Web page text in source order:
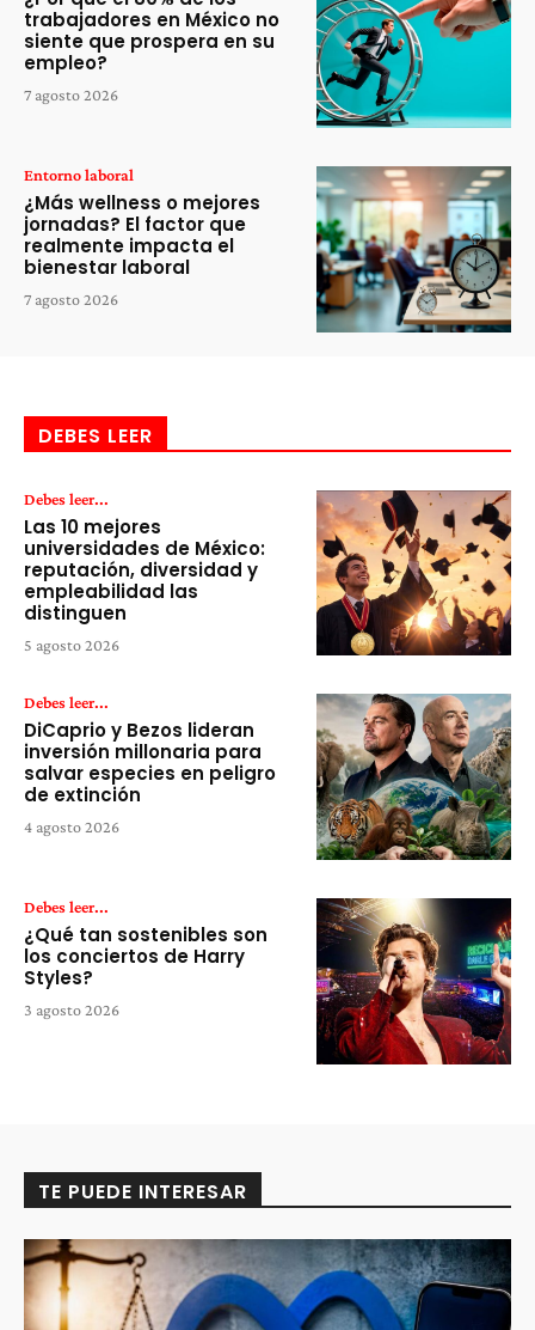
trabajadores en México no
siente que prospera en su
empleo?
7 agosto 2026
Entorno laboral
¿Más wellness o mejores
jornadas? El factor que
realmente impacta el
bienestar laboral
7 agosto 2026
DEBES LEER
Debes leer...
Las 10 mejores
universidades de México:
reputación, diversidad y
empleabilidad las
distinguen
5 agosto 2026
Debes leer...
DiCaprio y Bezos lideran
inversión millonaria para
salvar especies en peligro
de extinción
4 agosto 2026
Debes leer...
¿Qué tan sostenibles son
los conciertos de Harry
Styles?
3 agosto 2026
TE PUEDE INTERESAR